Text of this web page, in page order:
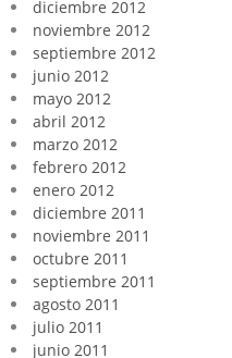
diciembre 2012
noviembre 2012
septiembre 2012
junio 2012
mayo 2012
abril 2012
marzo 2012
febrero 2012
enero 2012
diciembre 2011
noviembre 2011
octubre 2011
septiembre 2011
agosto 2011
julio 2011
junio 2011